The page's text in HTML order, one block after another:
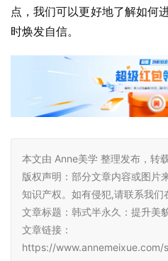
点，我们可以更好地了解如何
时焕发自信。
本文由 Anne美学 整理发布，转
版权声明：部分文章内容或图片
知识产权。如有侵犯,请联系我们
文章标题：韩式半永久：提升美
文章链接：
https://